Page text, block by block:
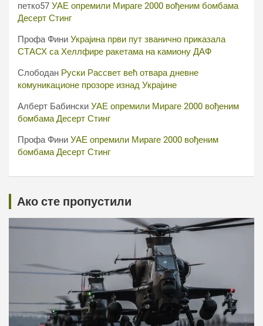
петко57 УАЕ опремили Мираге 2000 вођеним бомбама
Десерт Стинг
Профа Фини Украјина први пут званично приказала
СТАСХ са Хеллфире ракетама на камиону ДАФ
Слободан Руски Рассвет већ отвара дневне
комуникационе прозоре изнад Украјине
Алберт Бабински УАЕ опремили Мираге 2000 вођеним
бомбама Десерт Стинг
Профа Фини УАЕ опремили Мираге 2000 вођеним
бомбама Десерт Стинг
Ако сте пропустили